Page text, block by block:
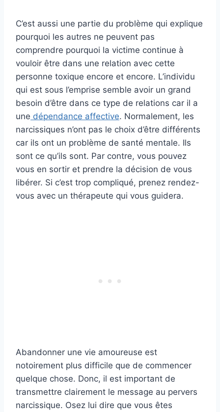
C’est aussi une partie du problème qui explique
pourquoi les autres ne peuvent pas
comprendre pourquoi la victime continue à
vouloir être dans une relation avec cette
personne toxique encore et encore. L’individu
qui est sous l’emprise semble avoir un grand
besoin d’être dans ce type de relations car il a
une dépendance affective. Normalement, les
narcissiques n’ont pas le choix d’être différents
car ils ont un problème de santé mentale. Ils
sont ce qu’ils sont. Par contre, vous pouvez
vous en sortir et prendre la décision de vous
libérer. Si c’est trop compliqué, prenez rendez-
vous avec un thérapeute qui vous guidera.
Abandonner une vie amoureuse est
notoirement plus difficile que de commencer
quelque chose. Donc, il est important de
transmettre clairement le message au pervers
narcissique. Osez lui dire que vous êtes